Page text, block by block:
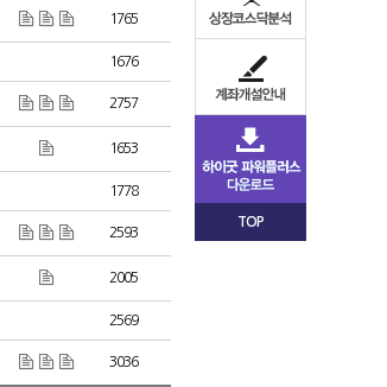
1765
1676
2757
1653
1778
2593
2005
2569
3036
TOP